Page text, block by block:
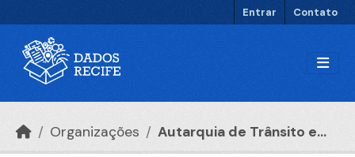
Entrar Contato
Organizações Autarquia de Trânsito e...